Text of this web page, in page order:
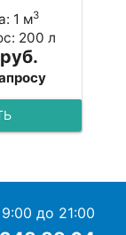
1 м3
200 л
до 21:00